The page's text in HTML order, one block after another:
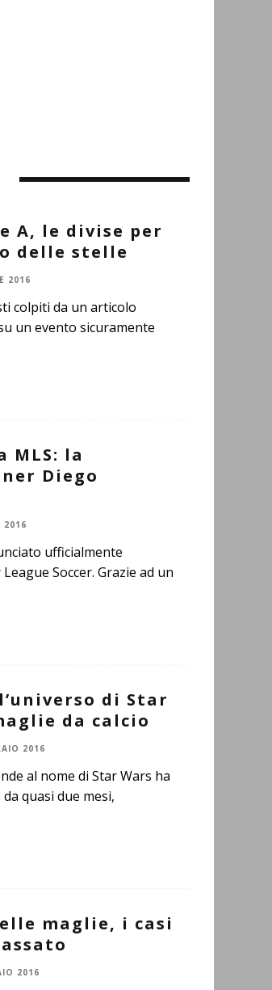
A, le divise per
delle stelle
2016
colpiti da un articolo
un evento sicuramente
MLS: la
Diego
2016
ufficialmente
Soccer. Grazie ad un
di Star
da calcio
2016
al nome di Star Wars ha
quasi due mesi,
maglie, i casi
2016